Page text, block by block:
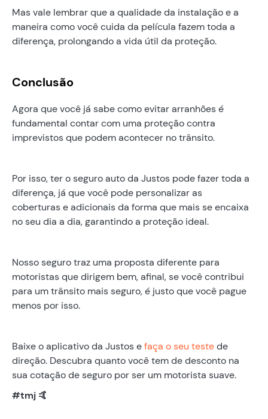
Mas vale lembrar que a qualidade da instalação e a
maneira como você cuida da película fazem toda a
diferença, prolongando a vida útil da proteção.
Conclusão
Agora que você já sabe como evitar arranhões é
fundamental contar com uma proteção contra
imprevistos que podem acontecer no trânsito.
‍Por isso, ter o seguro auto da Justos pode fazer toda a
diferença, já que você pode personalizar as
coberturas e adicionais da forma que mais se encaixa
no seu dia a dia, garantindo a proteção ideal.
Nosso seguro traz uma proposta diferente para
motoristas que dirigem bem, afinal, se você contribui
para um trânsito mais seguro, é justo que você pague
menos por isso.
Baixe o aplicativo da Justos efaça o seu testede
direção. Descubra quanto você tem de desconto na
sua cotação de seguro por ser um motorista suave.
#tmj 🤙